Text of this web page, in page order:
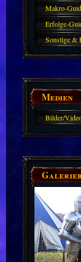
Makro-
Erfolge-
Sonstige &
Guides
Medien
Bilder/